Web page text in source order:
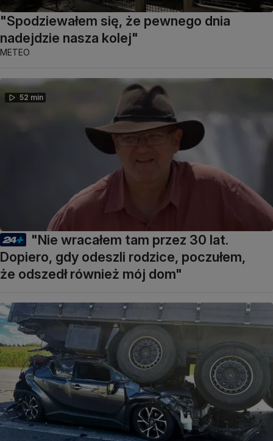
"Spodziewałem się, że pewnego dnia
nadejdzie nasza kolej"
METEO
52 min
"Nie wracałem tam przez 30 lat.
Dopiero, gdy odeszli rodzice, poczułem,
że odszedł również mój dom"